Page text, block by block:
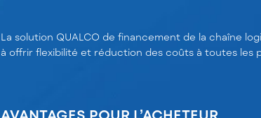
La solution QUALCO de financement de la chaîne
à offrir flexibilité et réduction des coûts à toutes les
AVANTAGES POUR L’ACHETEUR